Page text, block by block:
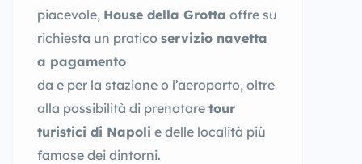
piacevole, House della Grotta offre su
richiesta un pratico servizio navetta
a pagamento
da e per la stazione o l’aeroporto, oltre
alla possibilità di prenotare tour
turistici di Napoli e delle località più
famose dei dintorni.